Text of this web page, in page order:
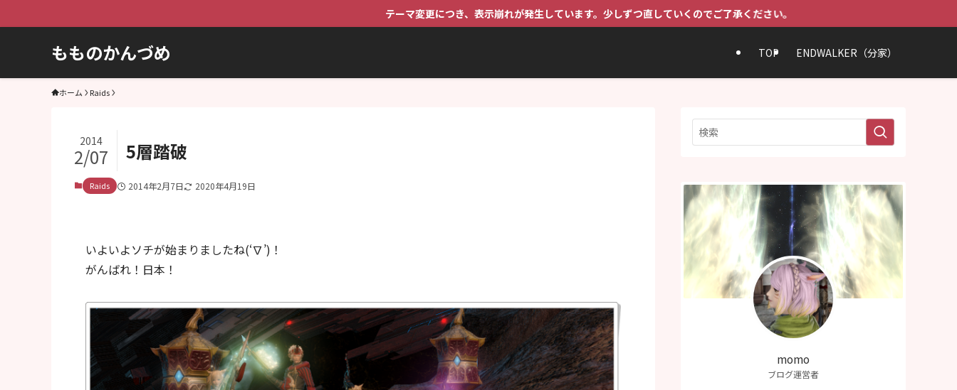
テーマ変更につき、表示崩れが発生しています。少しずつ直していくのでご了承ください。
もものかんづめ TOP ENDWALKER（分家）
ホーム Raids
5層踏破
2014
2/07
Raids 2014年2月7日 2020年4月19日
いよいよソチが始まりましたね(‘∇’)！
がんばれ！日本！
momo
ブログ運営者